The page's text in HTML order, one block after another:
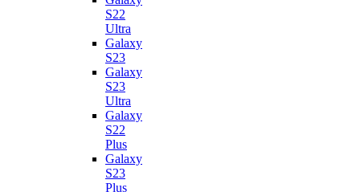
S22
Ultra
Galaxy
S23
Galaxy
S23
Ultra
Galaxy
S22
Plus
Galaxy
S23
Plus